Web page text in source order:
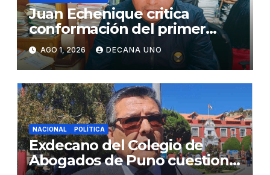
Juan Echenique critica
conformación del primer
gabinete ministerial de Keiko
Fujimori
AGO 1, 2026 DECANA UNO
NACIONAL POLÍTICA
Exdecano del Colegio de
Abogados de Puno cuestiona